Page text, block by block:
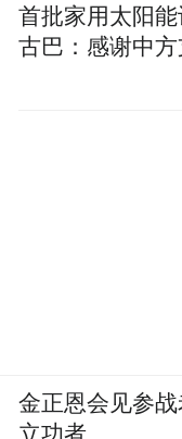
首批家用太阳能
古巴：感谢中
金正恩会见参
立功者